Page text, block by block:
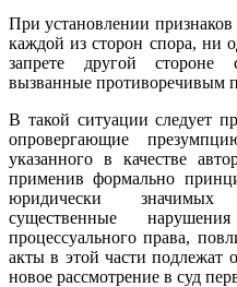
При установлении признаков
каждой из сторон спора, ни
запрете другой стороне
вызванные противоречивым
В такой ситуации следует
опровергающие
указанного в качестве
применив формально
юридически значимых
существенные
процессуального права,
акты в этой части подлежат
новое рассмотрение в суд